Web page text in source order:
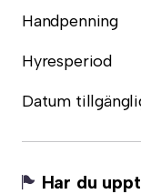
Handpenning
Hyresperiod
Datum
Har du